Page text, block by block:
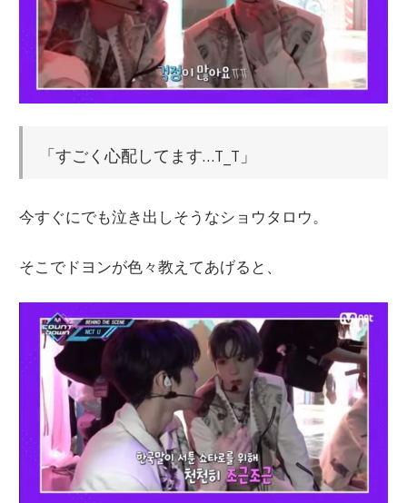
「すごく心配してます…T_T」
今すぐにでも泣き出しそうなショウタロウ。
そこでドヨンが色々教えてあげると、